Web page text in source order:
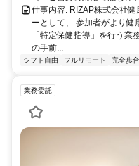
仕事内容: RIZAP株式会社
ーとして、 参加者がより健
「特定保健指導」を行う
の手前...
シフト自由 フルリモート 完全歩
業務委託